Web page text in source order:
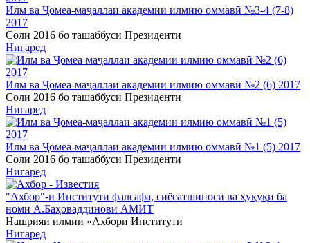
Илм ва Ҷомеа-маҷаллаи академии илмию оммавӣ №3-4 (7-8)
2017
Соли 2016 бо ташаббуси Президенти
Нигаред
Илм ва Ҷомеа-маҷаллаи академии илмию оммавӣ №2 (6) 2017
Соли 2016 бо ташаббуси Президенти
Нигаред
Илм ва Ҷомеа-маҷаллаи академии илмию оммавӣ №1 (5) 2017
Соли 2016 бо ташаббуси Президенти
Нигаред
"Ахбор"-и Институти фалсафа, сиёсатшиносӣ ва ҳуқуқи ба
номи А.Баҳоваддинови АМИТ
Нашрияи илмии «Ахбори Институти
Нигаред